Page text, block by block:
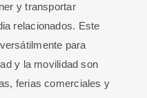
y transportar
relacionados. Este
para
y la movilidad son
ferias comerciales y